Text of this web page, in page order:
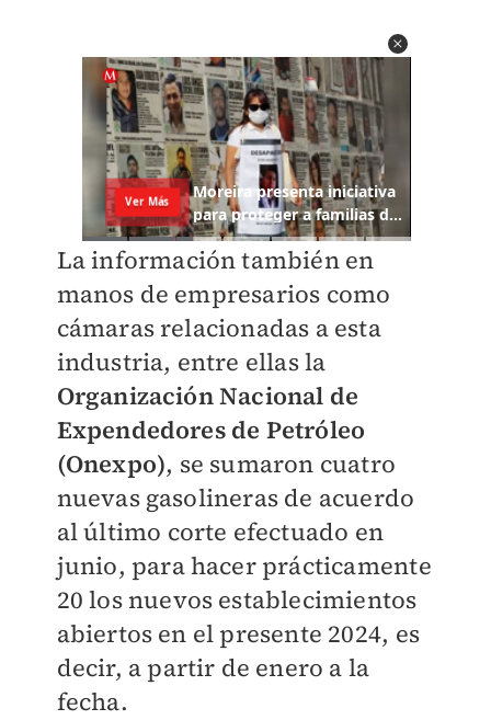
La información también en
manos de empresarios como
cámaras relacionadas a esta
industria, entre ellas la
Organización Nacional de
Expendedores de Petróleo
(Onexpo), se sumaron cuatro
nuevas gasolineras de acuerdo
al último corte efectuado en
junio, para hacer prácticamente
20 los nuevos establecimientos
abiertos en el presente 2024, es
decir, a partir de enero a la
fecha.